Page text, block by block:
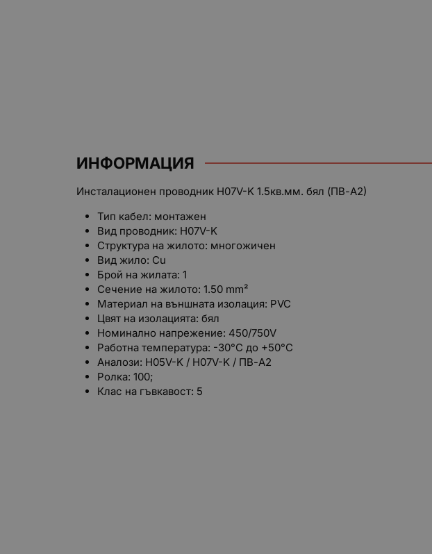
ИНФОРМАЦИЯ
Инсталационен проводник H07V-K 1.5кв.мм. бял (ПВ-А2)
Тип кабел: монтажен
Вид проводник: H07V-K
Структура на жилото: многожичен
Вид жило: Cu
Брой на жилата: 1
Сечение на жилото: 1.50 mm²
Материал на външната изолация: PVC
Цвят на изолацията: бял
Номинално напрежение: 450/750V
Работна температура: -30°С до +50°С
Аналози: H05V-K / H07V-K / ПВ-А2
Ролка: 100;
Клас на гъвкавост: 5